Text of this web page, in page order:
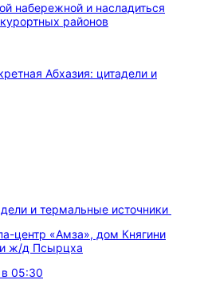
набережной и насладиться
районов
и термальные источники
центр «Амза», дом Княгини
ж/д Псырцха
в 05:30